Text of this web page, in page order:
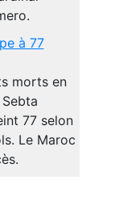
à 77
morts en
77 selon
Le Maroc